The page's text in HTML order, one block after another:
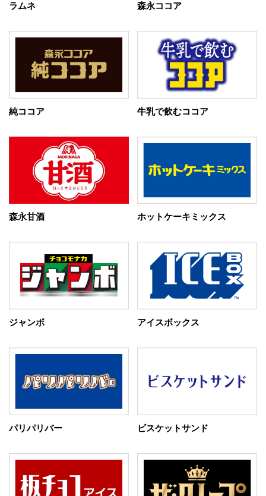
ラムネ 森永ココア
純ココア 牛乳で飲むココア
森永甘酒 ホットケーキミックス
ジャンボ アイスボックス
パリパリバー ビスケットサンド